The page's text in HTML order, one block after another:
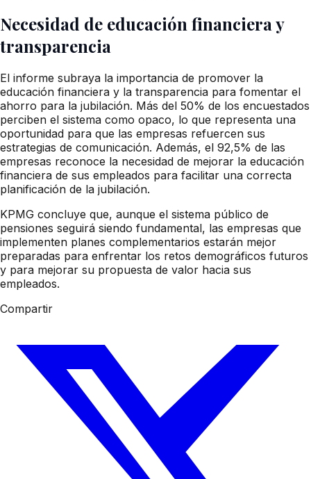
Necesidad de educación financiera y
transparencia
El informe subraya la importancia de promover la
educación financiera y la transparencia para fomentar el
ahorro para la jubilación. Más del 50% de los encuestados
perciben el sistema como opaco, lo que representa una
oportunidad para que las empresas refuercen sus
estrategias de comunicación. Además, el 92,5% de las
empresas reconoce la necesidad de mejorar la educación
financiera de sus empleados para facilitar una correcta
planificación de la jubilación.
KPMG concluye que, aunque el sistema público de
pensiones seguirá siendo fundamental, las empresas que
implementen planes complementarios estarán mejor
preparadas para enfrentar los retos demográficos futuros
y para mejorar su propuesta de valor hacia sus
empleados.
Compartir